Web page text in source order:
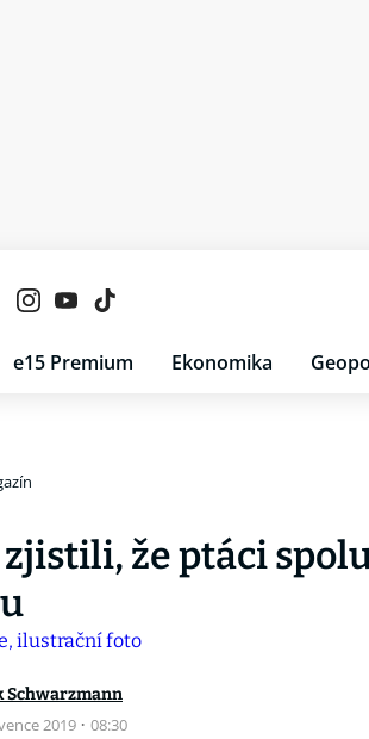
e15 Premium Ekonomika
že ptáci
Schwarzmann
2019 · 08:30